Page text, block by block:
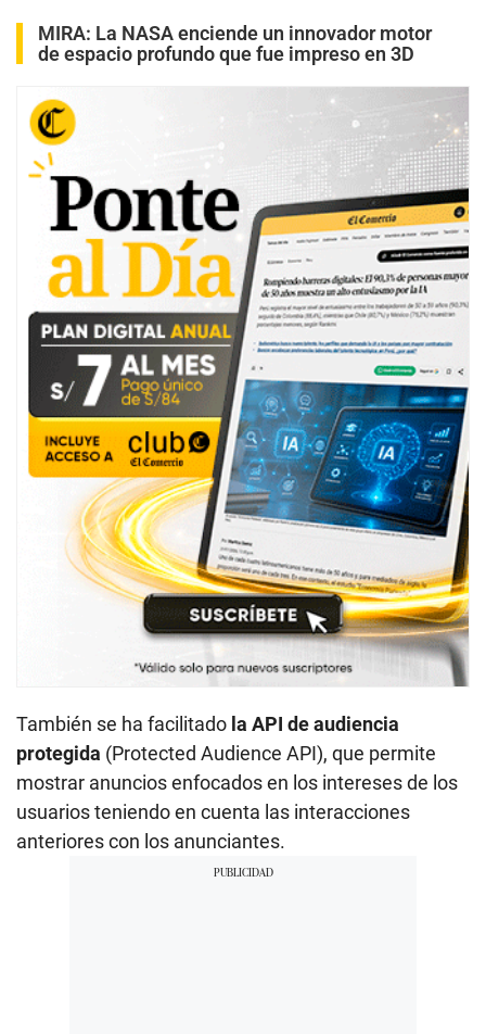
MIRA: La NASA enciende un innovador motor
de espacio profundo que fue impreso en 3D
También se ha facilitado la API de audiencia
protegida (Protected Audience API), que permite
mostrar anuncios enfocados en los intereses de los
usuarios teniendo en cuenta las interacciones
anteriores con los anunciantes.